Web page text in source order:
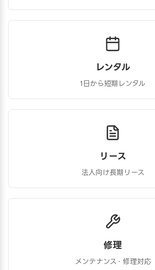
レンタル
1日から短期レンタル
リース
法人向け長期リース
修理
メンテナンス・修理対応